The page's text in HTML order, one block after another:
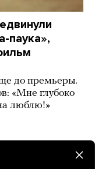
паука»,
до премьеры.
«Мне глубоко
люблю!»